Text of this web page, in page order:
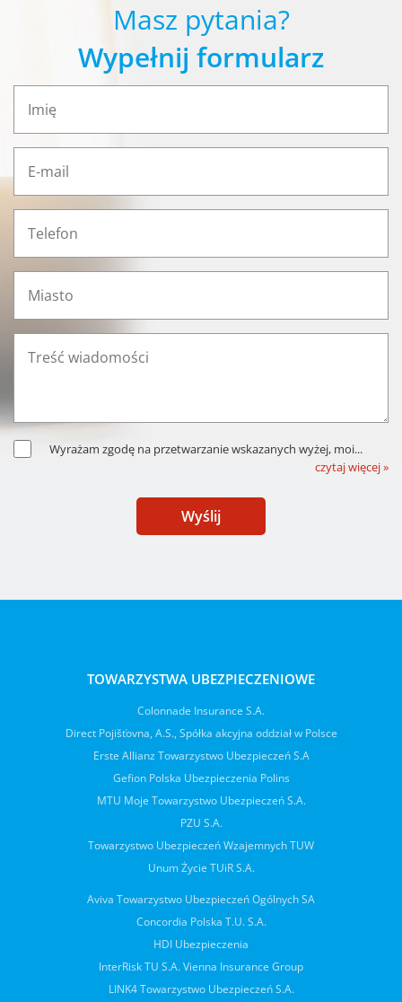
Masz pytania?
Wypełnij formularz
Wyrażam zgodę na przetwarzanie wskazanych wyżej, moi...
czytaj więcej »
Wyślij
TOWARZYSTWA UBEZPIECZENIOWE
Colonnade Insurance S.A.
Direct Pojišťovna, A.S., Spółka akcyjna oddział w Polsce
Erste Allianz Towarzystwo Ubezpieczeń S.A
Gefion Polska Ubezpieczenia Polins
MTU Moje Towarzystwo Ubezpieczeń S.A.
PZU S.A.
Towarzystwo Ubezpieczeń Wzajemnych TUW
Unum Życie TUiR S.A.
Aviva Towarzystwo Ubezpieczeń Ogólnych SA
Concordia Polska T.U. S.A.
HDI Ubezpieczenia
InterRisk TU S.A. Vienna Insurance Group
LINK4 Towarzystwo Ubezpieczeń S.A.